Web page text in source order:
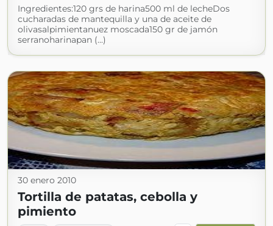
Ingredientes:120 grs de harina500 ml de lecheDos
cucharadas de mantequilla y una de aceite de
olivasalpimientanuez moscada150 gr de jamón
serranoharinapan (...)
30 enero 2010
Tortilla de patatas, cebolla y
pimiento